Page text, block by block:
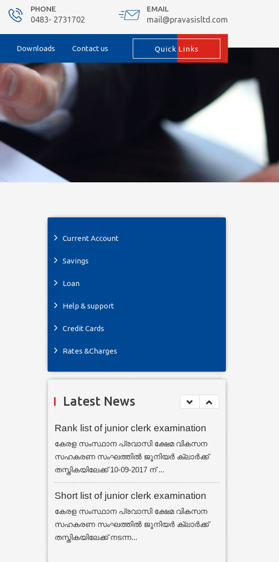
PHONE
0483- 2731702
EMAIL
mail@pravasisltd.com
Downloads Contact us Quick Links
Current Account
Savings
Loan
Help & support
Credit Cards
Rates &Charges
Latest News
Rank list of junior clerk examination
കേരള സംസ്ഥാന പ്രവാസി ക്ഷേമ വികസന
സഹകരണ സംഘത്തില്‍ ജൂനിയര്‍ ക്ലാര്‍ക്ക്
തസ്തികയിലേക്ക് 10-09-2017 ന് ...
Short list of junior clerk examination
കേരള സംസ്ഥാന പ്രവാസി ക്ഷേമ വികസന
സഹകരണ സംഘത്തില്‍ ജൂനിയര്‍ ക്ലാര്‍ക്ക്
തസ്തികയിലേക്ക് നടന്ന...